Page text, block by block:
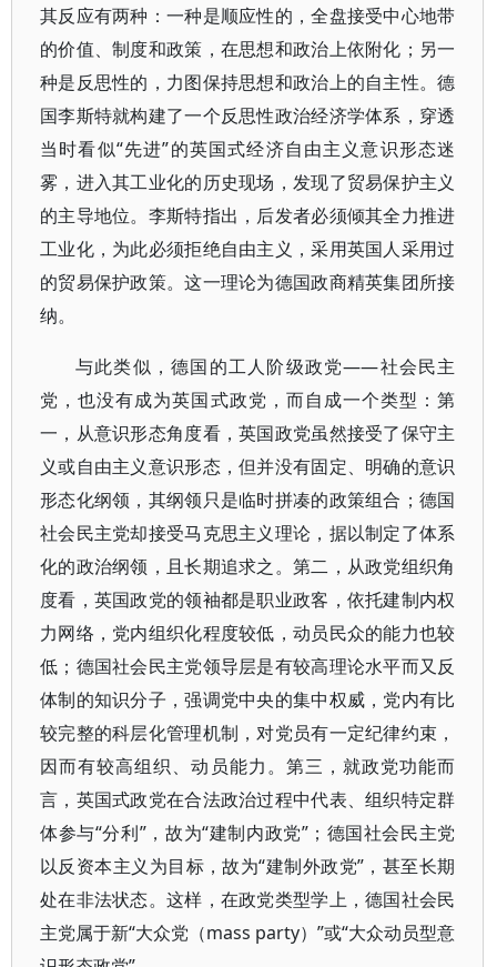
其反应有两种：一种是顺应性的，全盘接受中心地带
的价值、制度和政策，在思想和政治上依附化；另一
种是反思性的，力图保持思想和政治上的自主性。德
国李斯特就构建了一个反思性政治经济学体系，穿透
当时看似“先进”的英国式经济自由主义意识形态迷
雾，进入其工业化的历史现场，发现了贸易保护主义
的主导地位。李斯特指出，后发者必须倾其全力推进
工业化，为此必须拒绝自由主义，采用英国人采用过
的贸易保护政策。这一理论为德国政商精英集团所接
纳。
与此类似，德国的工人阶级政党——社会民主
党，也没有成为英国式政党，而自成一个类型：第
一，从意识形态角度看，英国政党虽然接受了保守主
义或自由主义意识形态，但并没有固定、明确的意识
形态化纲领，其纲领只是临时拼凑的政策组合；德国
社会民主党却接受马克思主义理论，据以制定了体系
化的政治纲领，且长期追求之。第二，从政党组织角
度看，英国政党的领袖都是职业政客，依托建制内权
力网络，党内组织化程度较低，动员民众的能力也较
低；德国社会民主党领导层是有较高理论水平而又反
体制的知识分子，强调党中央的集中权威，党内有比
较完整的科层化管理机制，对党员有一定纪律约束，
因而有较高组织、动员能力。第三，就政党功能而
言，英国式政党在合法政治过程中代表、组织特定群
体参与“分利”，故为“建制内政党”；德国社会民主党
以反资本主义为目标，故为“建制外政党”，甚至长期
处在非法状态。这样，在政党类型学上，德国社会民
主党属于新“大众党（mass party）”或“大众动员型意